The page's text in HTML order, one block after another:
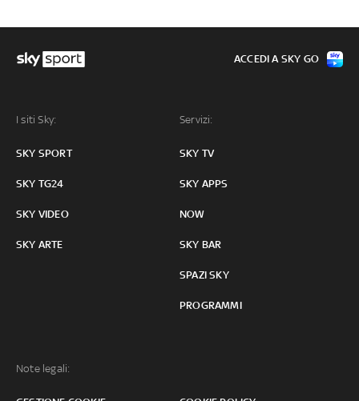
I siti Sky:
SKY SPORT
SKY TG24
SKY VIDEO
SKY ARTE
Servizi:
SKY TV
SKY APPS
NOW
SKY BAR
SPAZI SKY
PROGRAMMI
Note legali:
ACCEDI A SKY GO